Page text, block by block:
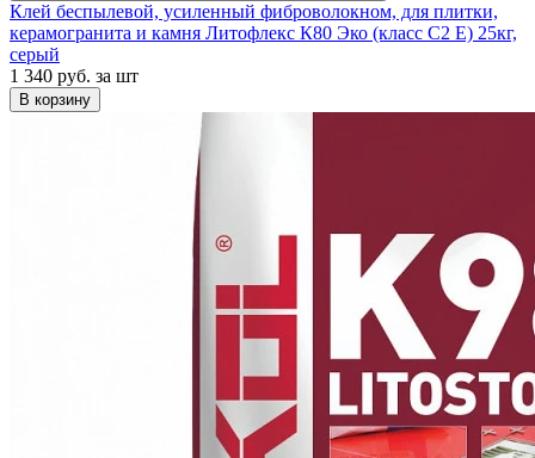
Клей беспылевой, усиленный фиброволокном, для плитки,
керамогранита и камня Литофлекс К80 Эко (класс С2 Е) 25кг,
серый
1 340 руб. за шт
В корзину